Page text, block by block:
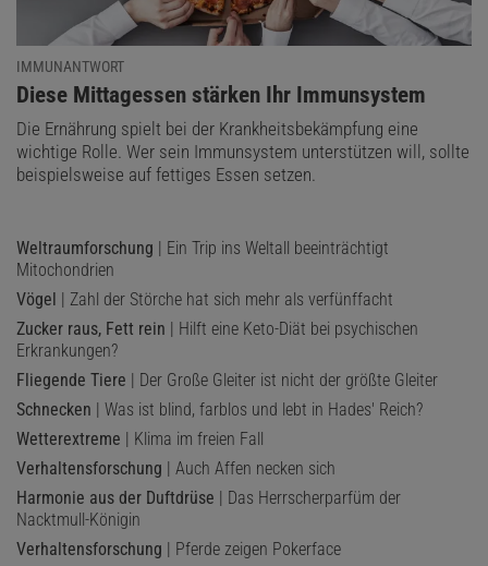
IMMUNANTWORT
:
Diese Mittagessen stärken Ihr Immunsystem
Die Ernährung spielt bei der Krankheitsbekämpfung eine
wichtige Rolle. Wer sein Immunsystem unterstützen will, sollte
beispielsweise auf fettiges Essen setzen.
Weltraumforschung | Ein Trip ins Weltall beeinträchtigt
Mitochondrien
Vögel | Zahl der Störche hat sich mehr als verfünffacht
Zucker raus, Fett rein | Hilft eine Keto-Diät bei psychischen
Erkrankungen?
Fliegende Tiere | Der Große Gleiter ist nicht der größte Gleiter
Schnecken | Was ist blind, farblos und lebt in Hades' Reich?
Wetterextreme | Klima im freien Fall
Verhaltensforschung | Auch Affen necken sich
Harmonie aus der Duftdrüse | Das Herrscherparfüm der
Nacktmull-Königin
Verhaltensforschung | Pferde zeigen Pokerface